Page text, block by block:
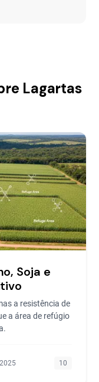
Lagartas
Soja e
a resistência de
a área de refúgio
10